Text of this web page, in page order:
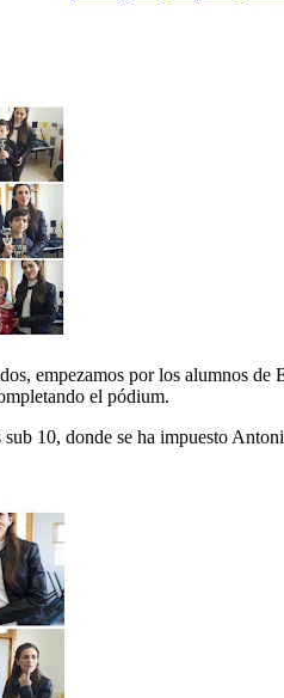
empezamos por los alumnos
el pódium.
10, donde se ha impuesto